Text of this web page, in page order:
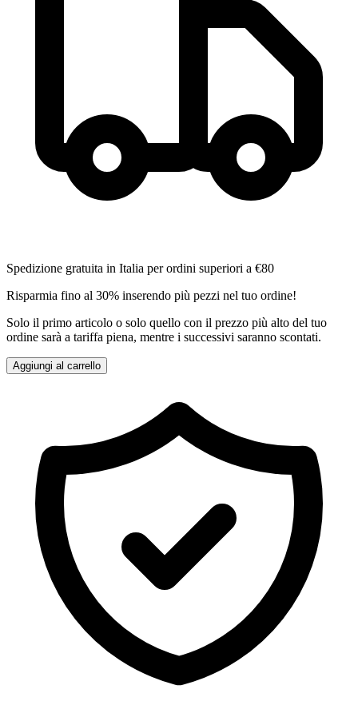
Spedizione gratuita in Italia per ordini superiori a €80
Risparmia fino al 30% inserendo più pezzi nel tuo ordine!
Solo il primo articolo o solo quello con il prezzo più alto del tuo
ordine sarà a tariffa piena, mentre i successivi saranno scontati.
Aggiungi al carrello